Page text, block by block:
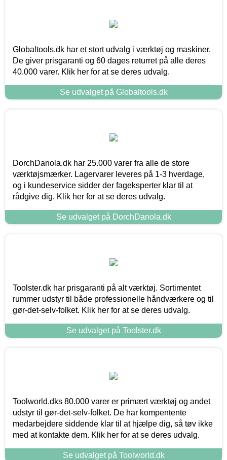
Globaltools.dk har et stort udvalg i værktøj og maskiner.
De giver prisgaranti og 60 dages returret på alle deres
40.000 varer. Klik her for at se deres udvalg.
Se udvalget på Globaltools.dk
DorchDanola.dk har 25.000 varer fra alle de store
værktøjsmærker. Lagervarer leveres på 1-3 hverdage,
og i kundeservice sidder der fageksperter klar til at
rådgive dig. Klik her for at se deres udvalg.
Se udvalget på DorchDanola.dk
Toolster.dk har prisgaranti på alt værktøj. Sortimentet
rummer udstyr til både professionelle håndværkere og til
gør-det-selv-folket. Klik her for at se deres udvalg.
Se udvalget på Toolster.dk
Toolworld.dks 80.000 varer er primært værktøj og andet
udstyr til gør-det-selv-folket. De har kompentente
medarbejdere siddende klar til at hjælpe dig, så tøv ikke
med at kontakte dem. Klik her for at se deres udvalg.
Se udvalget på Toolworld.dk